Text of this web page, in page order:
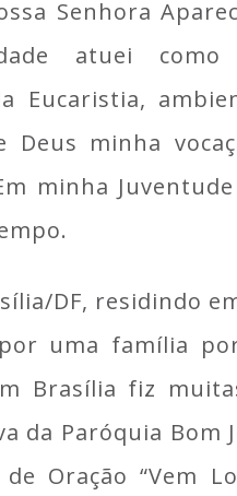
Senhora
atuei como
Eucaristia,
minha
minha
DF, residindo
uma família
Brasília fiz
Paróquia Bom
Oração “Vem